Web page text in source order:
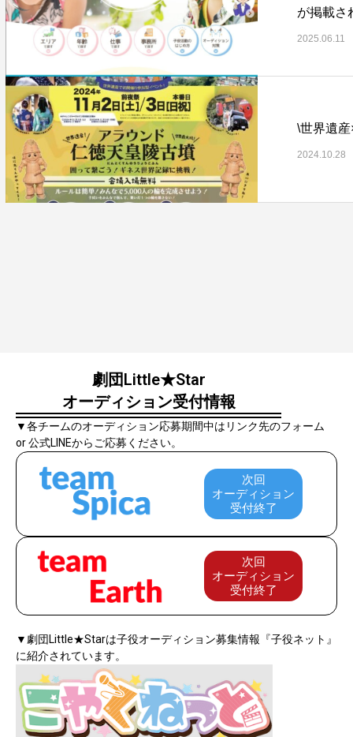
が掲載さ
2025.06.11
2024.10.28
劇団Little★Star
オーディション受付情報
▼各チームのオーディション応募期間中はリンク先のフォーム
or 公式LINEからご応募ください。
次回
オーディション
受付終了
次回
オーディション
受付終了
▼劇団Little★Starは子役オーディション募集情報『子役ネット』
に紹介されています。